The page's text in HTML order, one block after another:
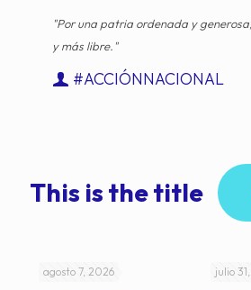
"Por una patria ordenada y
y más libre."
#ACCIÓNNACIONAL
This is the title
agosto 7, 2026 julio